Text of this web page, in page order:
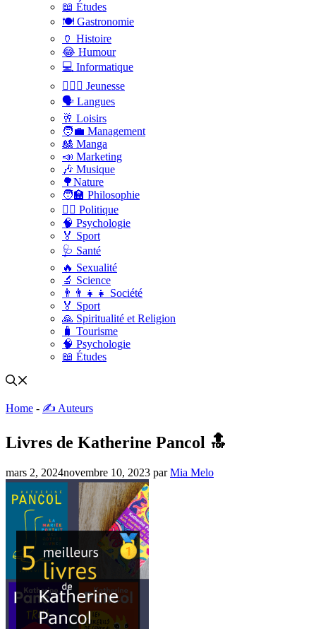
📖 Études
🍽️ Gastronomie
🏺 Histoire
😂 Humour
💻 Informatique
🤸🏽‍♀️ Jeunesse
🗣 Langues
🥂 Loisirs
🧑‍💼 Management
🎎 Manga
📣 Marketing
🎶 Musique
🌳Nature
🧑‍🏫 Philosophie
👨‍⚖️ Politique
🧠 Psychologie
🏅 Sport
🩺 Santé
🔥 Sexualité
🔬 Science
👨‍👨‍👧‍👧 Société
🏅 Sport
🙏 Spiritualité et Religion
🧳 Tourisme
🧠 Psychologie
📖 Études
Home - ✍️ Auteurs
Livres de Katherine Pancol 🔝
mars 2, 2024novembre 10, 2023 parMia Melo